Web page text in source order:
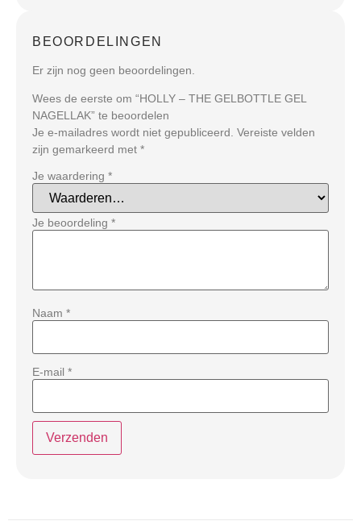
BEOORDELINGEN
Er zijn nog geen beoordelingen.
Wees de eerste om “HOLLY – THE GELBOTTLE GEL
NAGELLAK” te beoordelen
Je e-mailadres wordt niet gepubliceerd. Vereiste velden
zijn gemarkeerd met *
Je waardering *
Je beoordeling *
Naam *
E-mail *